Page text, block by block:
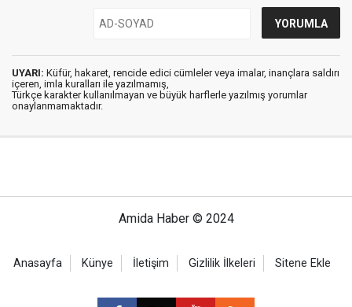
UYARI: Küfür, hakaret, rencide edici cümleler veya imalar, inançlara saldırı
içeren, imla kuralları ile yazılmamış,
Türkçe karakter kullanılmayan ve büyük harflerle yazılmış yorumlar
onaylanmamaktadır.
Amida Haber © 2024
Anasayfa Künye İletişim Gizlilik İlkeleri Sitene Ekle